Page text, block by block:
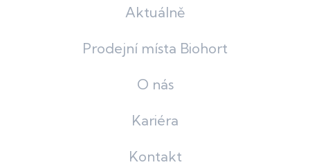
Aktuálně
Prodejní místa Biohort
O nás
Kariéra
Kontakt